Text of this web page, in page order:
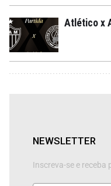
Atlético x
NEWSLETTER
Inscreva-se e receba